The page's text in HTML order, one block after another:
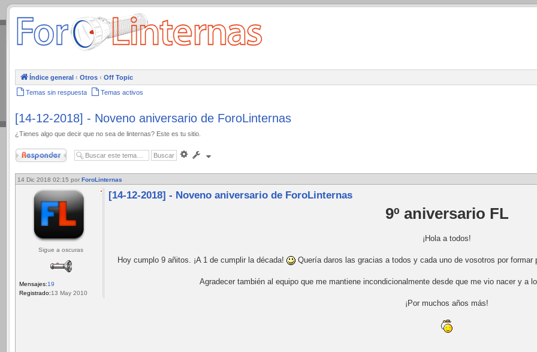
.
Índice general ‹ Otros ‹ Off Topic
Temas sin respuesta Temas activos
[14-12-2018] - Noveno aniversario de ForoLinternas
¿Tienes algo que decir que no sea de linternas? Este es tu sitio.
Responder
Búsqueda
14 Dic 2018 02:15 por ForoLinternas
Sigue a oscuras
Mensajes:19
Registrado:13 May 2010
[14-12-2018] - Noveno aniversario de ForoLinternas
9º aniversario FL
¡Hola a todos!
Hoy cumplo 9 añitos. ¡A 1 de cumplir la década! Quería daros las gracias a todos y cada uno de vosotros por
Agradecer también al equipo que me mantiene incondicionalmente desde que me vio nacer y a
¡Por muchos años más!